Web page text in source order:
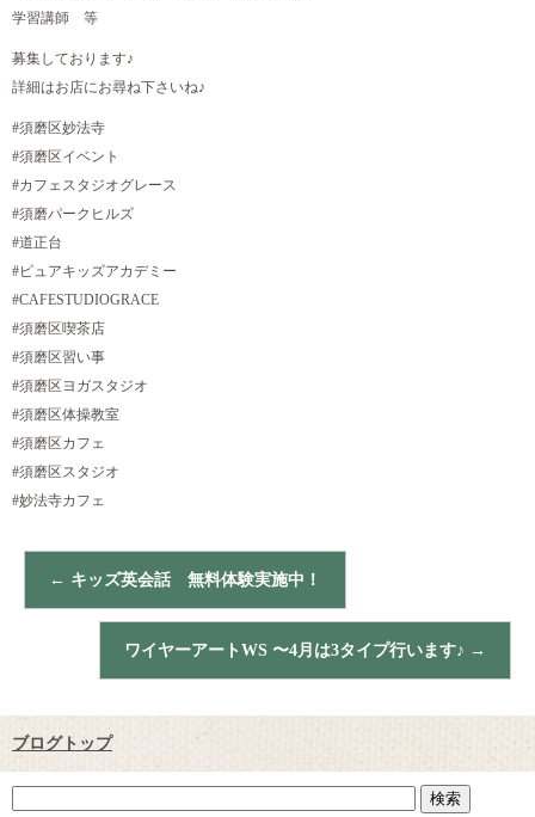
学習講師 等
募集しております♪
詳細はお店にお尋ね下さいね♪
#須磨区妙法寺
#須磨区イベント
#カフェスタジオグレース
#須磨パークヒルズ
#道正台
#ピュアキッズアカデミー
#CAFESTUDIOGRACE
#須磨区喫茶店
#須磨区習い事
#須磨区ヨガスタジオ
#須磨区体操教室
#須磨区カフェ
#須磨区スタジオ
#妙法寺カフェ
← キッズ英会話 無料体験実施中！
ワイヤーアートWS 〜4月は3タイプ行います♪ →
ブログトップ